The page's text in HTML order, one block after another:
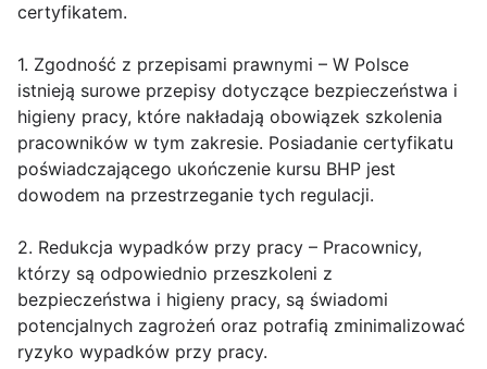
certyfikatem.
1. Zgodność z przepisami prawnymi – W Polsce
istnieją surowe przepisy dotyczące bezpieczeństwa i
higieny pracy, które nakładają obowiązek szkolenia
pracowników w tym zakresie. Posiadanie certyfikatu
poświadczającego ukończenie kursu BHP jest
dowodem na przestrzeganie tych regulacji.
2. Redukcja wypadków przy pracy – Pracownicy,
którzy są odpowiednio przeszkoleni z
bezpieczeństwa i higieny pracy, są świadomi
potencjalnych zagrożeń oraz potrafią zminimalizować
ryzyko wypadków przy pracy.